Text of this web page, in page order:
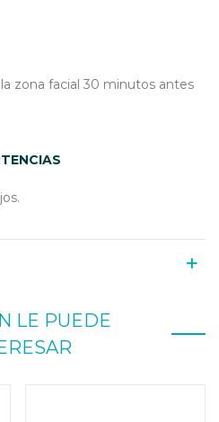
zona facial 30 minutos antes
LE PUEDE